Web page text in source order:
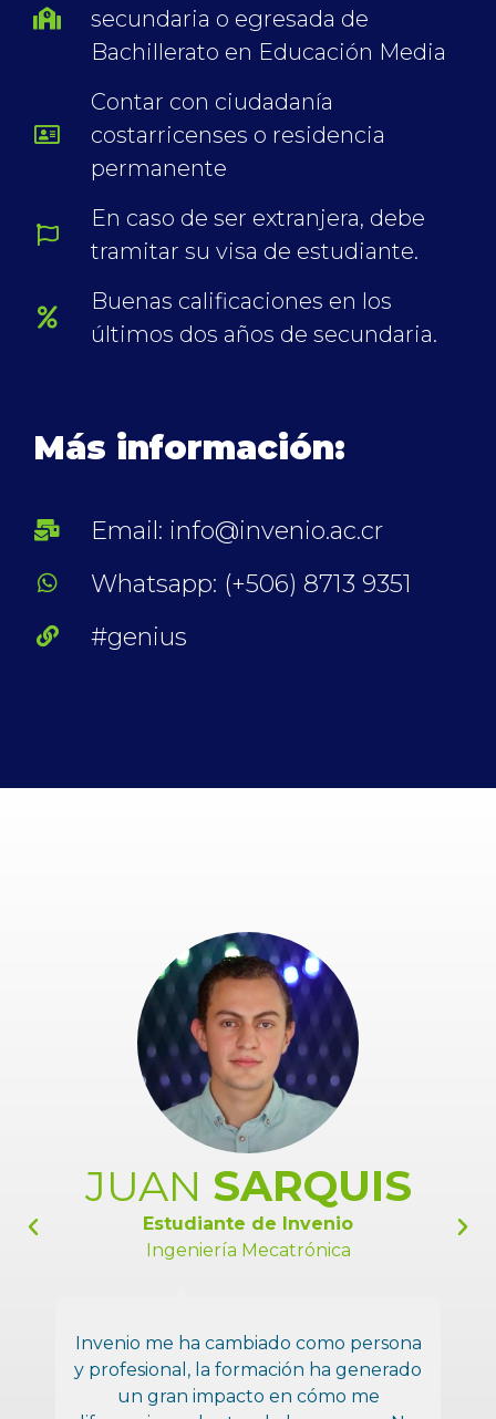
secundaria o egresada de
Bachillerato en Educación Media
Contar con ciudadanía
costarricenses o residencia
permanente
En caso de ser extranjera, debe
tramitar su visa de estudiante.
Buenas calificaciones en los
últimos dos años de secundaria.
Más información:
Email: info@invenio.ac.cr
Whatsapp: (+506) 8713 9351
#genius
Invenio me ha cambiado como persona
y profesional, la formación ha generado
un gran impacto en cómo me
JUAN SARQUIS
Estudiante de Invenio
Ingeniería Mecatrónica